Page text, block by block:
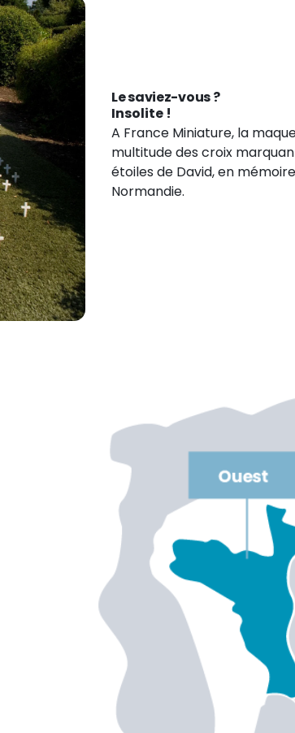
Le saviez-vous ?
Insolite !
A France Miniature, la
multitude des croix
étoiles de David, en
Normandie.